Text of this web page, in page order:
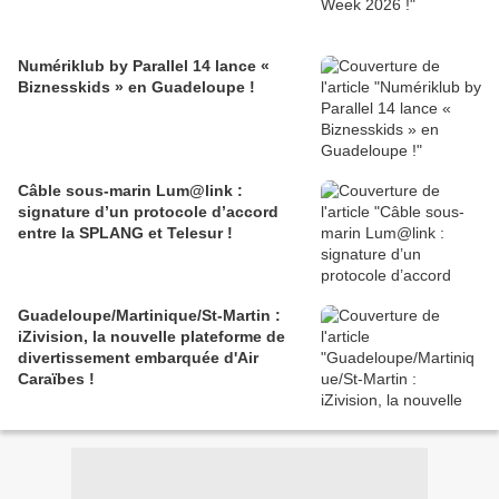
Numériklub by Parallel 14 lance «
Biznesskids » en Guadeloupe !
Câble sous-marin Lum@link :
signature d’un protocole d’accord
entre la SPLANG et Telesur !
Guadeloupe/Martinique/St-Martin :
iZivision, la nouvelle plateforme de
divertissement embarquée d'Air
Caraïbes !